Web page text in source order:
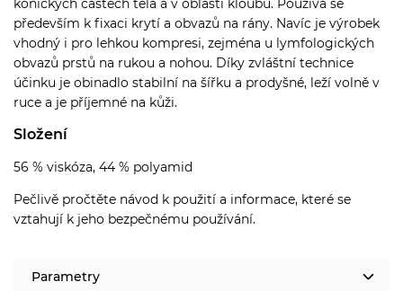
kónických částech těla a v oblasti kloubů. Používá se
především k fixaci krytí a obvazů na rány. Navíc je výrobek
vhodný i pro lehkou kompresi, zejména u lymfologických
obvazů prstů na rukou a nohou. Díky zvláštní technice
účinku je obinadlo stabilní na šířku a prodyšné, leží volně v
ruce a je příjemné na kůži.
Složení
56 % viskóza, 44 % polyamid
Pečlivě pročtěte návod k použití a informace, které se
vztahují k jeho bezpečnému používání.
Parametry